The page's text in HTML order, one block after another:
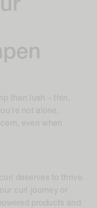
than lush – thin,
not alone.
even when
deserves to thrive.
curl journey or
products and